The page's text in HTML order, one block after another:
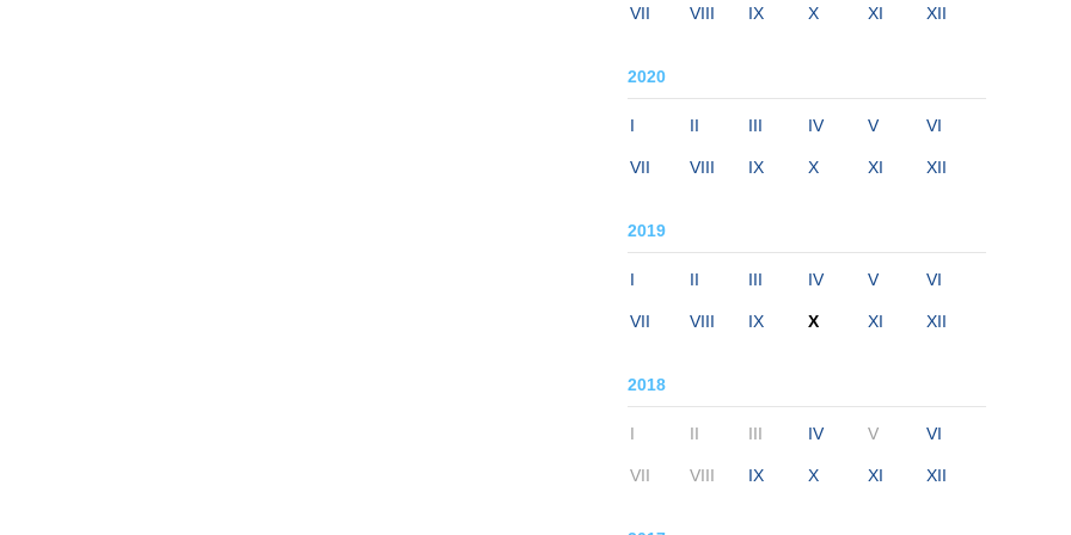
VII VIII IX X XI XII
2020
I II III IV V VI
VII VIII IX X XI XII
2019
I II III IV V VI
VII VIII IX X XI XII
2018
I II III IV V VI
VII VIII IX X XI XII